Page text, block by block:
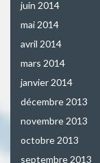
juin 2014
mai 2014
avril 2014
mars 2014
janvier 2014
décembre 2013
novembre 2013
octobre 2013
septembre 2013